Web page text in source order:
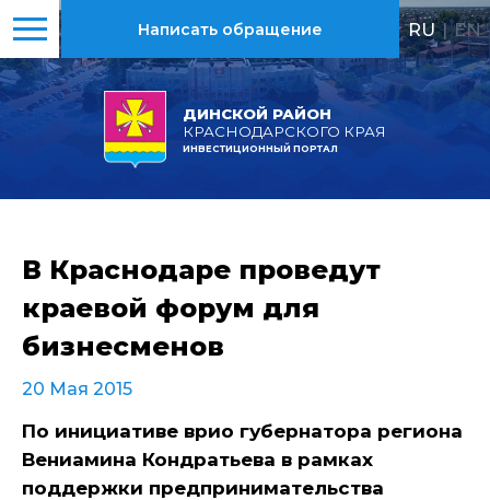
ДИНСКОЙ РАЙОН
КРАСНОДАРСКОГО КРАЯ
ИНВЕСТИЦИОННЫЙ ПОРТАЛ
Написать обращение RU | EN
В Краснодаре проведут
краевой форум для
бизнесменов
20 Мая 2015
По инициативе врио губернатора региона
Вениамина Кондратьева в рамках
поддержки предпринимательства